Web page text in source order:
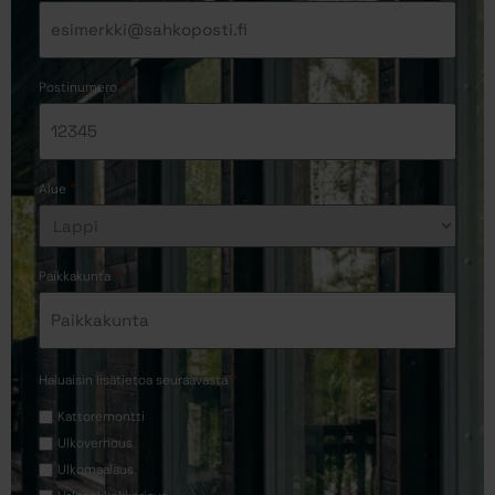
Postinumero *
Alue *
Paikkakunta
Haluaisin lisätietoa seuraavasta *
Kattoremontti
Ulkoverhous
Ulkomaalaus